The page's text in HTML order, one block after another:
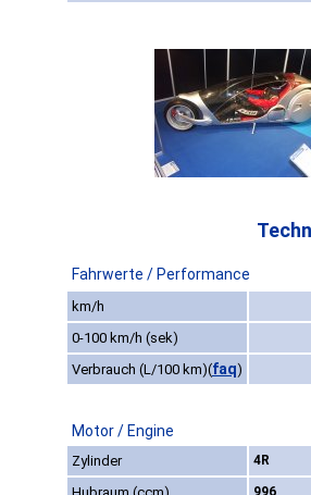
Fahrwerte / Performance
km/h
0-100 km/h (sek)
Verbrauch (L/100 km)(faq)
Motor / Engine
Zylinder 4R
996